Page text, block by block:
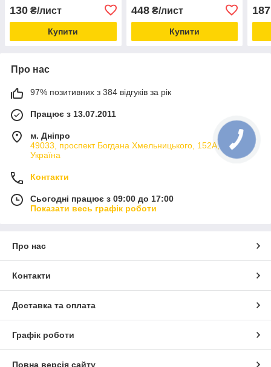
130 ₴/лист
Купити
448₴/лист
Купити
187
Про нас
97% позитивних з 384 відгуків за рік
Працює з 13.07.2011
м. Дніпро
49033, проспект Богдана Хмельницького, 152А, Дніпро,
Україна
Контакти
Сьогодні працює з 09:00 до 17:00
Показати весь графік роботи
Про нас
Контакти
Доставка та оплата
Графік роботи
Повна версія сайту